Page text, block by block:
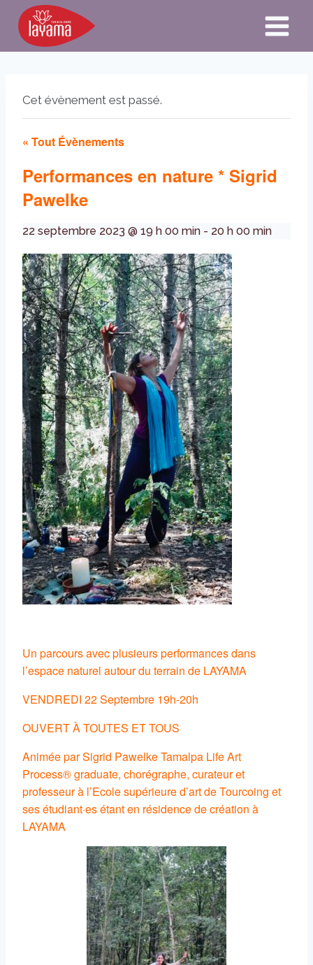
Aller
contenu
Cet évènement est passé.
« Tout Évènements
Performances en nature * Sigrid
Pawelke
22 septembre 2023 @ 19 h 00 min - 20 h 00 min
Un parcours avec plusieurs performances dans
l’espace naturel autour du terrain de LAYAMA
VENDREDI 22 Septembre 19h-20h
OUVERT À TOUTES ET TOUS
Animée par Sigrid Pawelke Tamalpa Life Art
Process® graduate, chorégraphe, curateur et
professeur à l’Ecole supérieure d’art de Tourcoing et
ses étudiant·es étant en résidence de création à
LAYAMA